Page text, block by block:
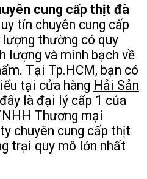
cung cấp thịt đà
tín chuyên cung cấp
thường có quy
lượng và minh bạch về
Tại Tp.HCM, bạn có
tại cửa hàng Hải Sản
là đại lý cấp 1 của
Thương mại
chuyên cung cấp thịt
trại quy mô lớn nhất